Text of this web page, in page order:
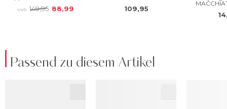
Passend zu diesem Artikel